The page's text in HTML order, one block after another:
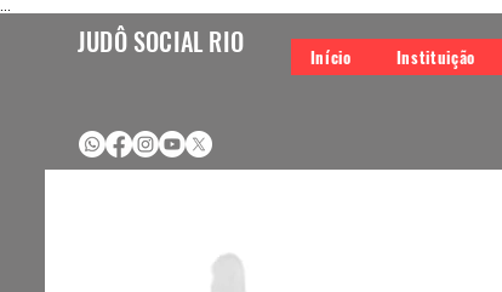
JUDÔ SOCIAL RIO Início Instituição